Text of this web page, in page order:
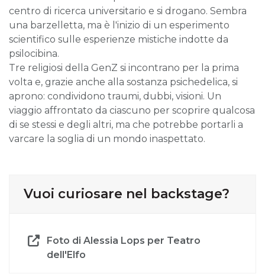
centro di ricerca universitario e si drogano. Sembra
una barzelletta, ma è l'inizio di un esperimento
scientifico sulle esperienze mistiche indotte da
psilocibina.
Tre religiosi della GenZ si incontrano per la prima
volta e, grazie anche alla sostanza psichedelica, si
aprono: condividono traumi, dubbi, visioni. Un
viaggio affrontato da ciascuno per scoprire qualcosa
di se stessi e degli altri, ma che potrebbe portarli a
varcare la soglia di un mondo inaspettato.
Vuoi curiosare nel backstage?
Foto di Alessia Lops per Teatro
dell'Elfo